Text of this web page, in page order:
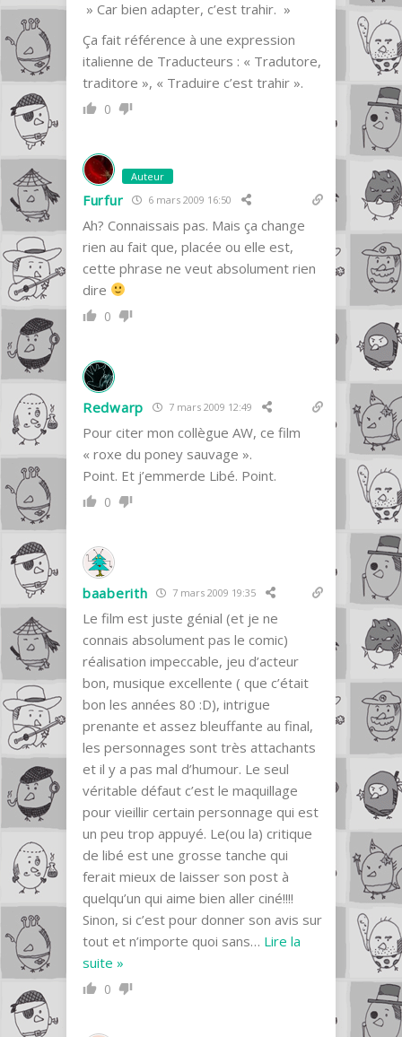
» Car bien adapter, c’est trahir. »
Ça fait référence à une expression
italienne de Traducteurs : « Tradutore,
traditore », « Traduire c’est trahir ».
0
Auteur
Furfur 6 mars 2009 16:50
Ah? Connaissais pas. Mais ça change
rien au fait que, placée ou elle est,
cette phrase ne veut absolument rien
dire
0
Redwarp 7 mars 2009 12:49
Pour citer mon collègue AW, ce film
« roxe du poney sauvage ».
Point. Et j’emmerde Libé. Point.
0
baaberith 7 mars 2009 19:35
Le film est juste génial (et je ne
connais absolument pas le comic)
réalisation impeccable, jeu d’acteur
bon, musique excellente ( que c’était
bon les années 80 :D), intrigue
prenante et assez bleuffante au final,
les personnages sont très attachants
et il y a pas mal d’humour. Le seul
véritable défaut c’est le maquillage
pour vieillir certain personnage qui est
un peu trop appuyé. Le(ou la) critique
de libé est une grosse tanche qui
ferait mieux de laisser son post à
quelqu’un qui aime bien aller ciné!!!!
Sinon, si c’est pour donner son avis sur
tout et n’importe quoi sans… Lire la
suite »
0